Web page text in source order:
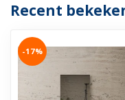
Recent
-17%